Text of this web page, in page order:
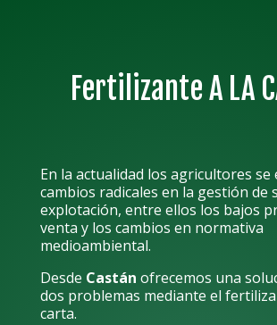
Fertilizante A LA
En la actualidad los agricultores
cambios radicales en la gestión de
explotación, entre ellos los bajos
venta y los cambios en normativa
medioambiental.
Desde Castán ofrecemos una
dos problemas mediante el
carta.